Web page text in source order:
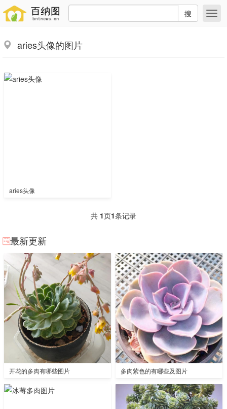
搜
aries头像的图片
aries头像
共 1页1条记录
最新更新
开花的多肉有哪些图片 多肉紫色的有哪些及图片